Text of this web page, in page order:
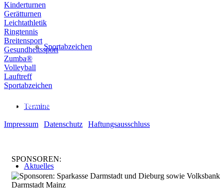
Sportabzeichen
Termine
Aktuelles
Kinderturnen
Gerätturnen
Leichtathletik
Ringtennis
Breitensport
Gesundheitssport
Zumba®
Volleyball
Lauftreff
Sportabzeichen
© Turnen und Leichtathletik
Impressum Datenschutz Haftungsausschluss
SPONSOREN: